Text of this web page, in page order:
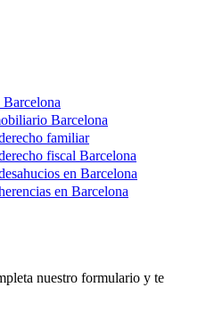
Barcelona
familiar
fiscal Barcelona
en Barcelona
en Barcelona
nuestro formulario y te